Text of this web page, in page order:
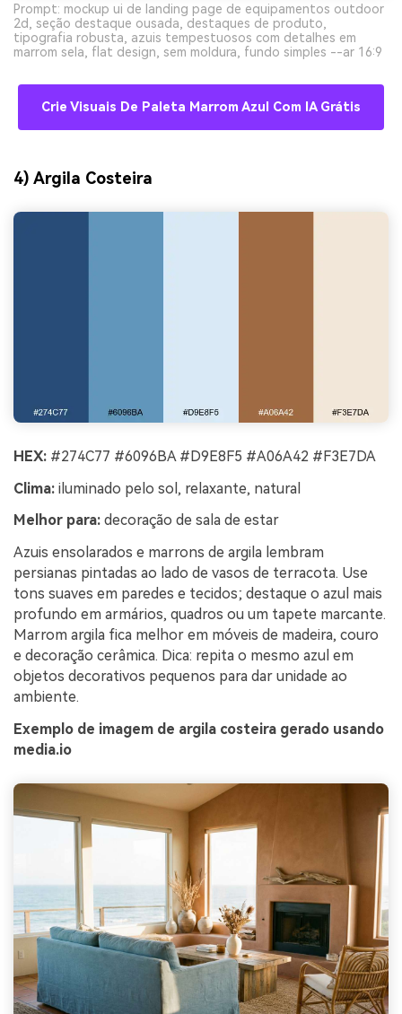
Prompt: mockup ui de landing page de equipamentos outdoor
2d, seção destaque ousada, destaques de produto,
tipografia robusta, azuis tempestuosos com detalhes em
marrom sela, flat design, sem moldura, fundo simples --ar 16:9
Crie Visuais De Paleta Marrom Azul Com IA Grátis
4) Argila Costeira
HEX: #274C77 #6096BA #D9E8F5 #A06A42 #F3E7DA
Clima: iluminado pelo sol, relaxante, natural
Melhor para: decoração de sala de estar
Azuis ensolarados e marrons de argila lembram
persianas pintadas ao lado de vasos de terracota. Use
tons suaves em paredes e tecidos; destaque o azul mais
profundo em armários, quadros ou um tapete marcante.
Marrom argila fica melhor em móveis de madeira, couro
e decoração cerâmica. Dica: repita o mesmo azul em
objetos decorativos pequenos para dar unidade ao
ambiente.
Exemplo de imagem de argila costeira gerado usando
media.io